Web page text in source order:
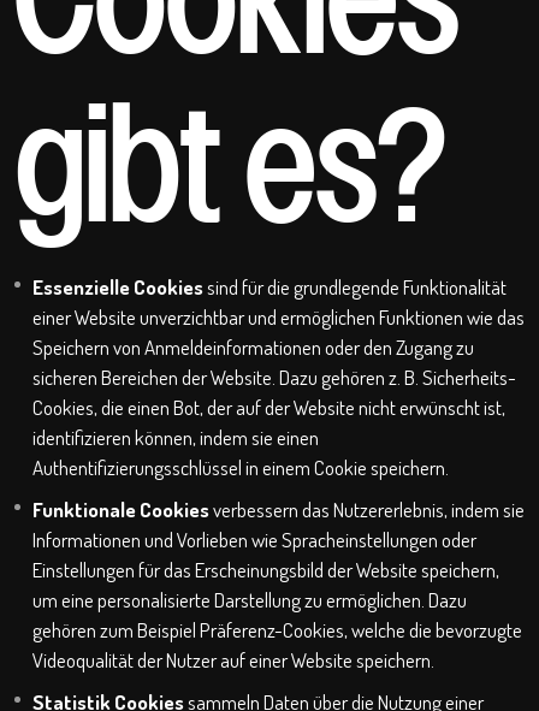
gibt es?
Essenzielle Cookiessind für die grundlegende Funktionalität
einer Website unverzichtbar und ermöglichen Funktionen wie das
Speichern von Anmeldeinformationen oder den Zugang zu
sicheren Bereichen der Website. Dazu gehören z. B. Sicherheits-
Cookies, die einen Bot, der auf der Website nicht erwünscht ist,
identifizieren können, indem sie einen
Authentifizierungsschlüssel in einem Cookie speichern.
Funktionale Cookiesverbessern das Nutzererlebnis, indem sie
Informationen und Vorlieben wie Spracheinstellungen oder
Einstellungen für das Erscheinungsbild der Website speichern,
um eine personalisierte Darstellung zu ermöglichen. Dazu
gehören zum Beispiel Präferenz-Cookies, welche die bevorzugte
Videoqualität der Nutzer auf einer Website speichern.
Statistik Cookiessammeln Daten über die Nutzung einer